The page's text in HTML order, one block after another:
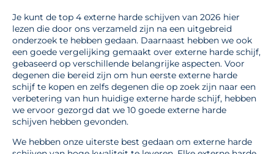
Je kunt de top 4 externe harde schijven van 2026 hier
lezen die door ons verzameld zijn na een uitgebreid
onderzoek te hebben gedaan. Daarnaast hebben we ook
een goede vergelijking gemaakt over externe harde schijf,
gebaseerd op verschillende belangrijke aspecten. Voor
degenen die bereid zijn om hun eerste externe harde
schijf te kopen en zelfs degenen die op zoek zijn naar een
verbetering van hun huidige externe harde schijf, hebben
we ervoor gezorgd dat we 10 goede externe harde
schijven hebben gevonden.
We hebben onze uiterste best gedaan om externe harde